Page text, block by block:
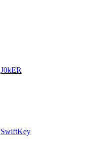
J0kER
SwiftKey